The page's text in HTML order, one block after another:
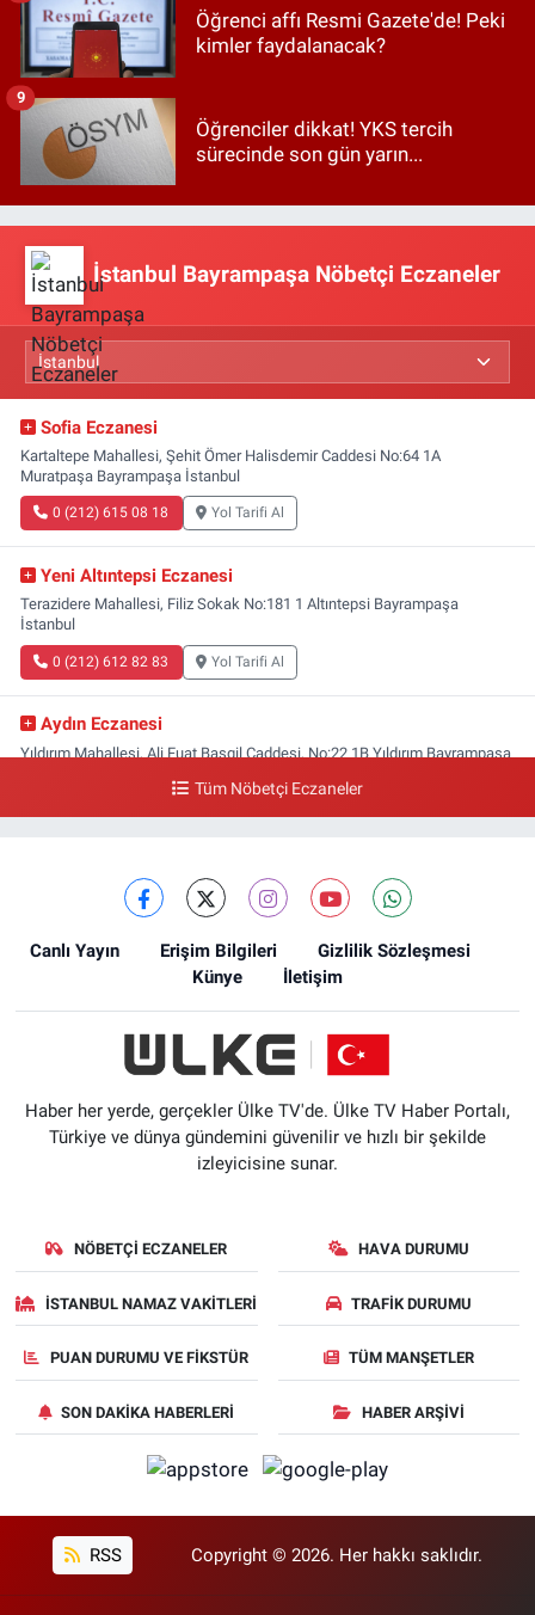
Öğrenci affı Resmi Gazete'de! Peki
kimler faydalanacak?
Öğrenciler dikkat! YKS tercih
sürecinde son gün yarın...
9
İstanbul Bayrampaşa Nöbetçi Eczaneler
Sofia Eczanesi
Kartaltepe Mahallesi, Şehit Ömer Halisdemir Caddesi No:64 1A
Muratpaşa Bayrampaşa İstanbul
0 (212) 615 08 18 Yol Tarifi Al
Yeni Altıntepsi Eczanesi
Terazidere Mahallesi, Filiz Sokak No:181 1 Altıntepsi Bayrampaşa
İstanbul
0 (212) 612 82 83 Yol Tarifi Al
Aydın Eczanesi
Yıldırım Mahallesi, Ali Fuat Başgil Caddesi, No:22 1B Yıldırım Bayrampaşa
Tüm Nöbetçi Eczaneler
Canlı Yayın Erişim Bilgileri
Gizlilik Sözleşmesi
Künye
İletişim
Haber her yerde, gerçekler Ülke TV'de. Ülke TV Haber Portalı,
Türkiye ve dünya gündemini güvenilir ve hızlı bir şekilde
izleyicisine sunar.
NÖBETÇI ECZANELER HAVA DURUMU
İSTANBUL NAMAZ VAKITLERI TRAFIK DURUMU
PUAN DURUMU VE FIKSTÜR TÜM MANŞETLER
SON DAKIKA HABERLERI HABER ARŞIVI
RSS Copyright © 2026. Her hakkı saklıdır.